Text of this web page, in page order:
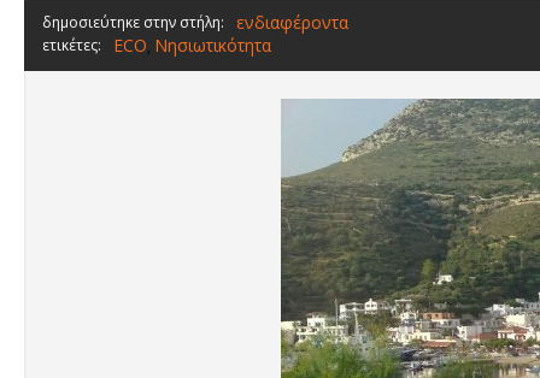
δημοσιεύτηκε στην στήλη: ενδιαφέροντα
ετικέτες: ECO, Νησιωτικότητα